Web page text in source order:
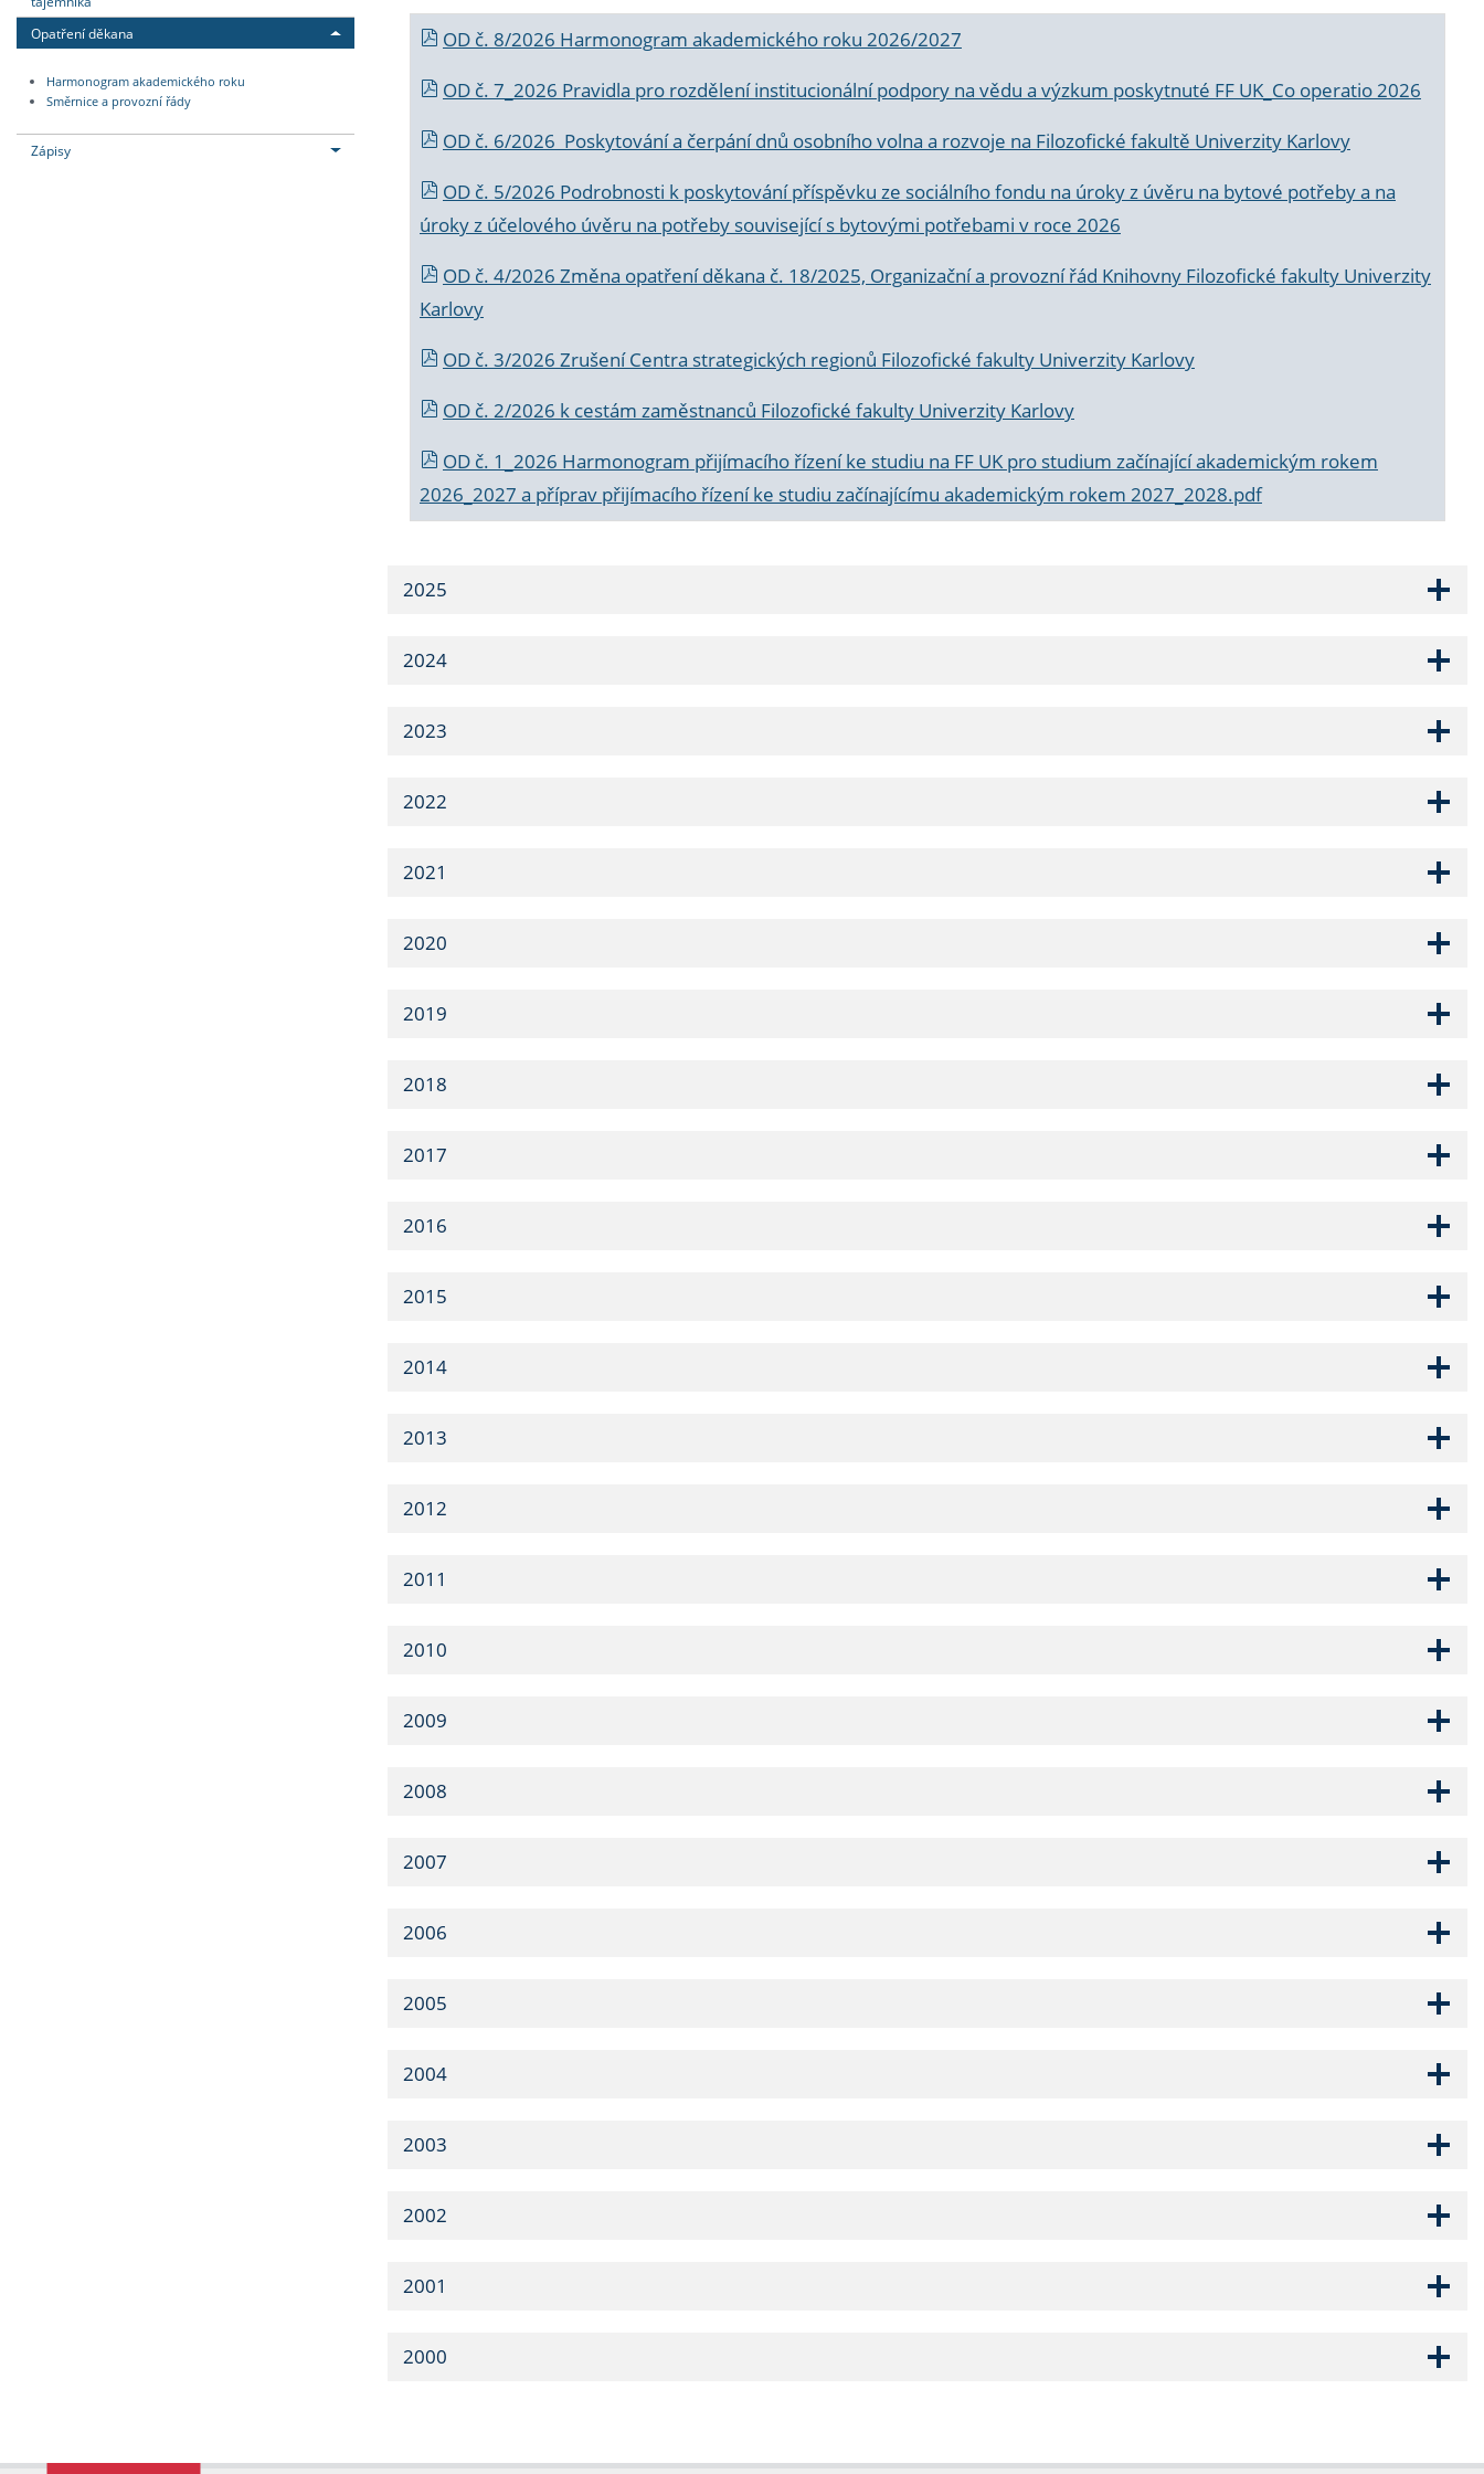
Opatření děkana
Harmonogram akademického roku
Směrnice a provozní řády
Zápisy
OD č. 8/2026 Harmonogram akademického roku 2026/2027
OD č. 7_2026 Pravidla pro rozdělení institucionální podpory na vědu a výzkum poskytnuté FF UK_Co operatio 2026
OD č. 6/2026 Poskytování a čerpání dnů osobního volna a rozvoje na Filozofické fakultě Univerzity Karlovy
OD č. 5/2026 Podrobnosti k poskytování příspěvku ze sociálního fondu na úroky z úvěru na bytové potřeby a na
úroky z účelového úvěru na potřeby související s bytovými potřebami v roce 2026
OD č. 4/2026 Změna opatření děkana č. 18/2025, Organizační a provozní řád Knihovny Filozofické fakulty Univerzity
Karlovy
OD č. 3/2026 Zrušení Centra strategických regionů Filozofické fakulty Univerzity Karlovy
OD č. 2/2026 k cestám zaměstnanců Filozofické fakulty Univerzity Karlovy
OD č. 1_2026 Harmonogram přijímacího řízení ke studiu na FF UK pro studium začínající akademickým rokem
2026_2027 a příprav přijímacího řízení ke studiu začínajícímu akademickým rokem 2027_2028.pdf
2025
2024
2023
2022
2021
2020
2019
2018
2017
2016
2015
2014
2013
2012
2011
2010
2009
2008
2007
2006
2005
2004
2003
2002
2001
2000